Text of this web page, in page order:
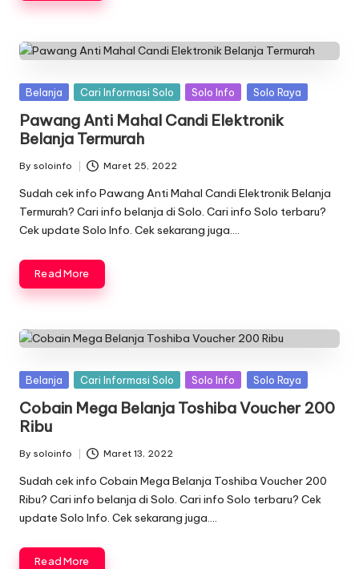
Posted
Belanja Cari Informasi Solo Solo Info Solo Raya
Pawang Anti Mahal Candi Elektronik
Belanja Termurah
Posted
by
By soloinfo Maret 25, 2022
Sudah cek info Pawang Anti Mahal Candi Elektronik Belanja
Termurah? Cari info belanja di Solo. Cari info Solo terbaru?
Cek update Solo Info. Cek sekarang juga….
Read More
Posted
Belanja Cari Informasi Solo Solo Info Solo Raya
Cobain Mega Belanja Toshiba Voucher 200
Ribu
Posted
by
By soloinfo Maret 13, 2022
Sudah cek info Cobain Mega Belanja Toshiba Voucher 200
Ribu? Cari info belanja di Solo. Cari info Solo terbaru? Cek
update Solo Info. Cek sekarang juga….
Read More